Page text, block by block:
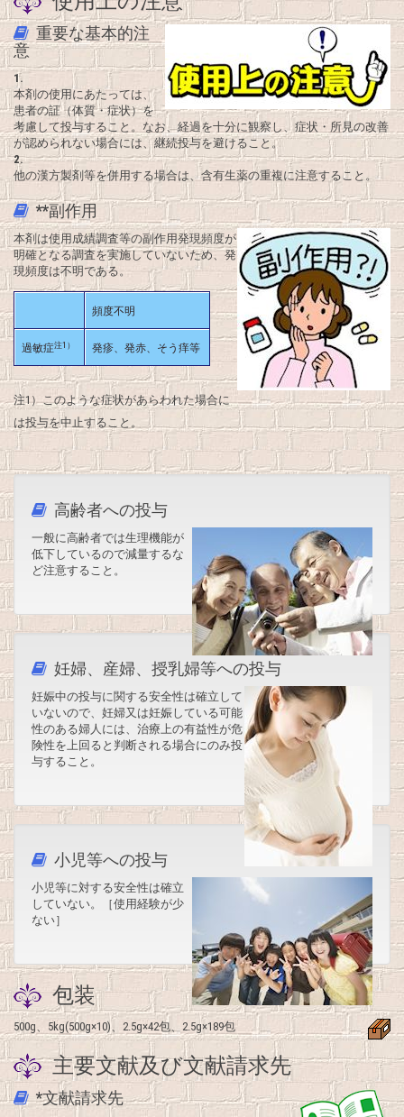
重要な基本的注
意
1.
本剤の使用にあたっては、
患者の証（体質・症状）を
考慮して投与すること。なお、経過を十分に観察し、症状・所見の改善
が認められない場合には、継続投与を避けること。
2.
他の漢方製剤等を併用する場合は、含有生薬の重複に注意すること。
**副作用
本剤は使用成績調査等の副作用発現頻度が
明確となる調査を実施していないため、発
現頻度は不明である。
頻度不明
過敏症注1） 発疹、発赤、そう痒等
注1）このような症状があらわれた場合に
は投与を中止すること。
高齢者への投与
一般に高齢者では生理機能が
低下しているので減量するな
ど注意すること。
妊婦、産婦、授乳婦等への投与
妊娠中の投与に関する安全性は確立して
いないので、妊婦又は妊娠している可能
性のある婦人には、治療上の有益性が危
険性を上回ると判断される場合にのみ投
与すること。
小児等への投与
小児等に対する安全性は確立
していない。［使用経験が少
ない］
包装
500g、5kg(500g×10)、2.5g×42包、2.5g×189包
主要文献及び文献請求先
*文献請求先